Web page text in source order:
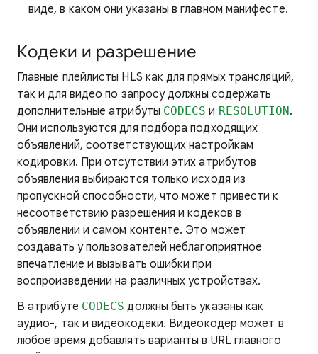
виде, в каком они указаны в главном манифесте.
Кодеки и разрешение
Главные плейлисты HLS как для прямых трансляций,
так и для видео по запросу должны содержать
дополнительные атрибуты CODECS и RESOLUTION.
Они используются для подбора подходящих
объявлений, соответствующих настройкам
кодировки. При отсутствии этих атрибутов
объявления выбираются только исходя из
пропускной способности, что может привести к
несоответствию разрешения и кодеков в
объявлении и самом контенте. Это может
создавать у пользователей неблагоприятное
впечатление и вызывать ошибки при
воспроизведении на различных устройствах.
В атрибуте CODECS должны быть указаны как
аудио-, так и видеокодеки. Видеокодер может в
любое время добавлять варианты в URL главного